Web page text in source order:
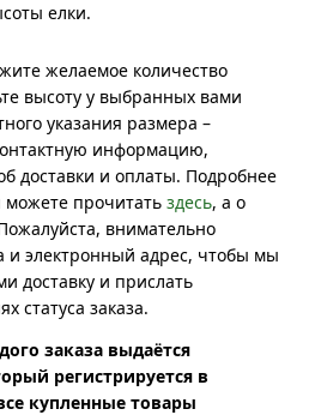
елки.
желаемое количество
высоту у выбранных вами
указания размера –
информацию,
доставки и оплаты. Подробнее
можете прочитать здесь, а о
внимательно
и электронный адрес, чтобы мы
доставку и прислать
статуса заказа.
заказа выдаётся
регистрируется в
купленные товары